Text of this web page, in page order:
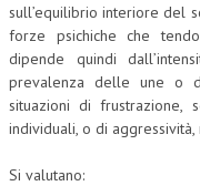
sull’equilibrio interiore del
forze psichiche che
dipende quindi
prevalenza delle une o
situazioni di
individuali, o di aggressività,
Si valutano: